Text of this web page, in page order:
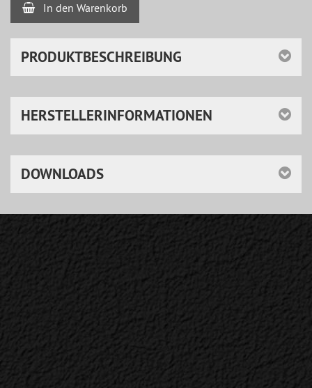
In den Warenkorb
PRODUKTBESCHREIBUNG
HERSTELLERINFORMATIONEN
DOWNLOADS